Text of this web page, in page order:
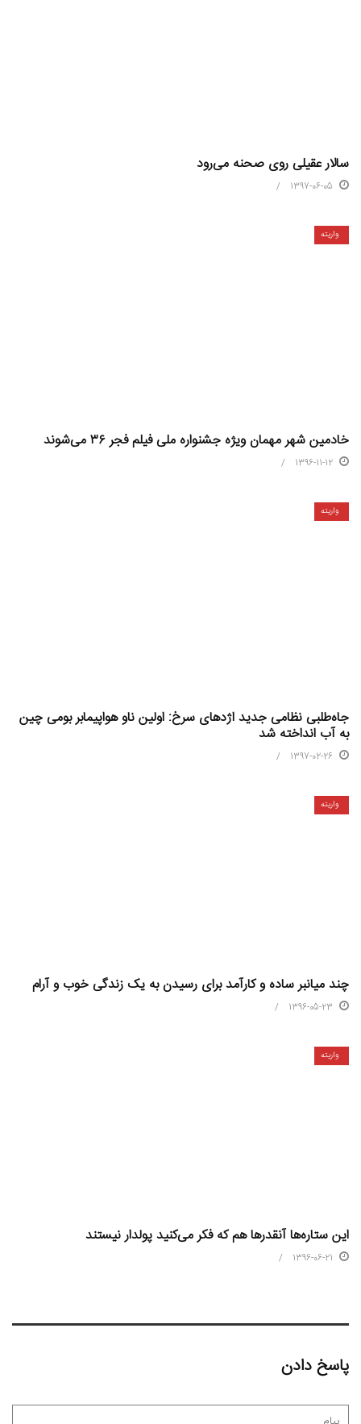
سالار عقیلی روی صحنه می‌رود
1397-06-05
واریته
خادمین شهر مهمان ویژه جشنواره ملی فیلم فجر ۳۶ می‌شوند
1396-11-12
واریته
جاه‌طلبی نظامی جدید اژدهای سرخ: اولین ناو هواپیمابر بومی چین
به آب انداخته شد
1397-02-26
واریته
چند میانبر ساده و کارآمد برای رسیدن به یک زندگی خوب و آرام
1396-05-23
واریته
این ستاره‌ها آنقدر‌ها هم که فکر می‌کنید پولدار نیستند
1396-06-21
پاسخ دادن